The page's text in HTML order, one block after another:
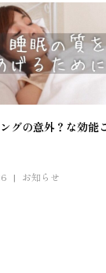
グの意外？な効能
お知らせ